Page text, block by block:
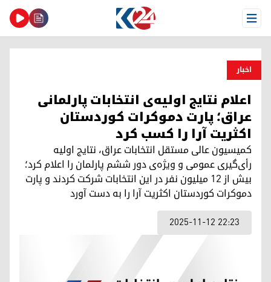
Open Menu
اخبار
اعلام نتایج اولیه‌ی انتخابات پارلمانی
عراق؛ پارت دموکرات کوردستان
اکثریت آرا را کسب کرد
کمیسیون عالی مستقل انتخابات عراق، نتایج اولیه
رأی‌گیری عمومی و ویژه‌ی دور ششم پارلمان را اعلام کرد؛
بیش از ۱۲ میلیون نفر در این انتخابات شرکت کردند و پارت
دموکرات کوردستان اکثریت آرا را به دست آورد
2025-11-12 22:23